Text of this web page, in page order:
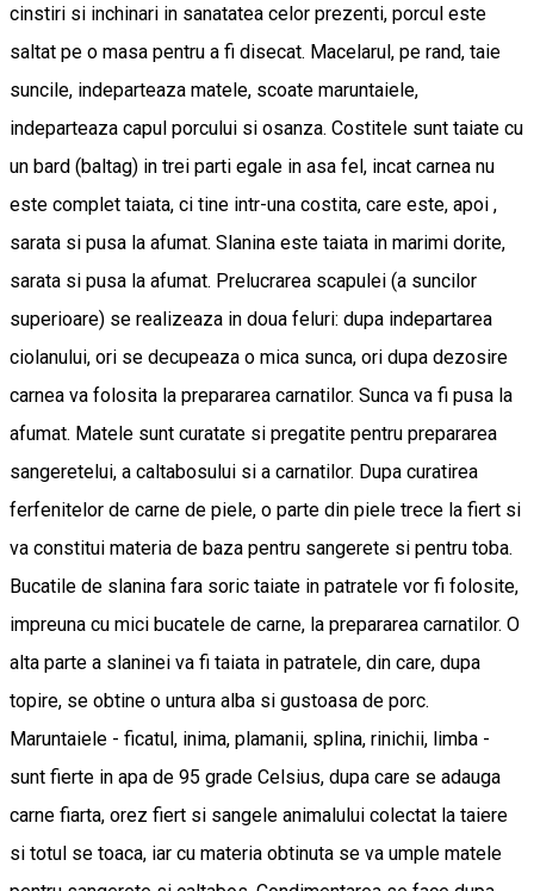
cinstiri si inchinari in sanatatea celor prezenti, porcul este
saltat pe o masa pentru a fi disecat. Macelarul, pe rand, taie
suncile, indeparteaza matele, scoate maruntaiele,
indeparteaza capul porcului si osanza. Costitele sunt taiate cu
un bard (baltag) in trei parti egale in asa fel, incat carnea nu
este complet taiata, ci tine intr-una costita, care este, apoi ,
sarata si pusa la afumat. Slanina este taiata in marimi dorite,
sarata si pusa la afumat. Prelucrarea scapulei (a suncilor
superioare) se realizeaza in doua feluri: dupa indepartarea
ciolanului, ori se decupeaza o mica sunca, ori dupa dezosire
carnea va folosita la prepararea carnatilor. Sunca va fi pusa la
afumat. Matele sunt curatate si pregatite pentru prepararea
sangeretelui, a caltabosului si a carnatilor. Dupa curatirea
ferfenitelor de carne de piele, o parte din piele trece la fiert si
va constitui materia de baza pentru sangerete si pentru toba.
Bucatile de slanina fara soric taiate in patratele vor fi folosite,
impreuna cu mici bucatele de carne, la prepararea carnatilor. O
alta parte a slaninei va fi taiata in patratele, din care, dupa
topire, se obtine o untura alba si gustoasa de porc.
Maruntaiele - ficatul, inima, plamanii, splina, rinichii, limba -
sunt fierte in apa de 95 grade Celsius, dupa care se adauga
carne fiarta, orez fiert si sangele animalului colectat la taiere
si totul se toaca, iar cu materia obtinuta se va umple matele